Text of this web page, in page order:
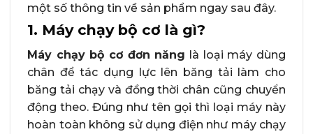
một số thông tin về sản phẩm ngay sau đây.
1. Máy chạy bộ cơ là gì?
Máy chạy bộ cơ đơn năng là loại máy dùng
chân để tác dụng lực lên băng tải làm cho
băng tải chạy và đồng thời chân cũng chuyển
động theo. Đúng như tên gọi thì loại máy này
hoàn toàn không sử dụng điện như máy chạy